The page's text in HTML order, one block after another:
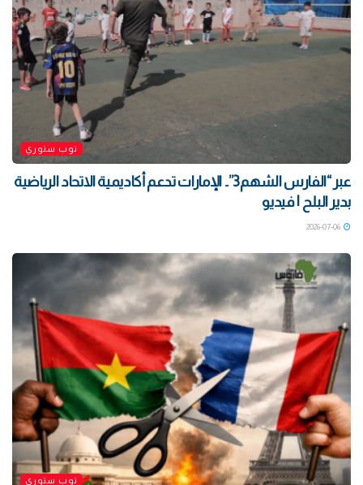
توب ستوري
‏عبر “الفارس الشهم3”.. الإمارات تدعم أكاديمية الاتحاد الرياضية
بدير البلح | فيديو
توب ستوري